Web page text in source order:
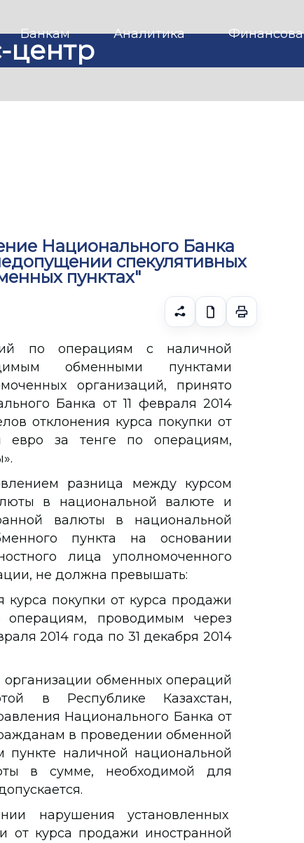
Банкам Аналитика
центр
Национального Банка
спекулятивных
пунктах"
по операциям с наличной
обменными пунктами
организаций, принято
Банка от 11 февраля 2014
отклонения курса покупки от
за тенге по операциям,
разница между курсом
в национальной валюте и
валюты в национальной
пункта на основании
лица уполномоченного
не должна превышать:
покупки от курса продажи
проводимым через
2014 года по 31 декабря 2014
организации обменных операций
в Республике Казахстан,
Национального Банка от
в проведении обменной
наличной национальной
в сумме, необходимой для
нарушения установленных
от курса продажи иностранной